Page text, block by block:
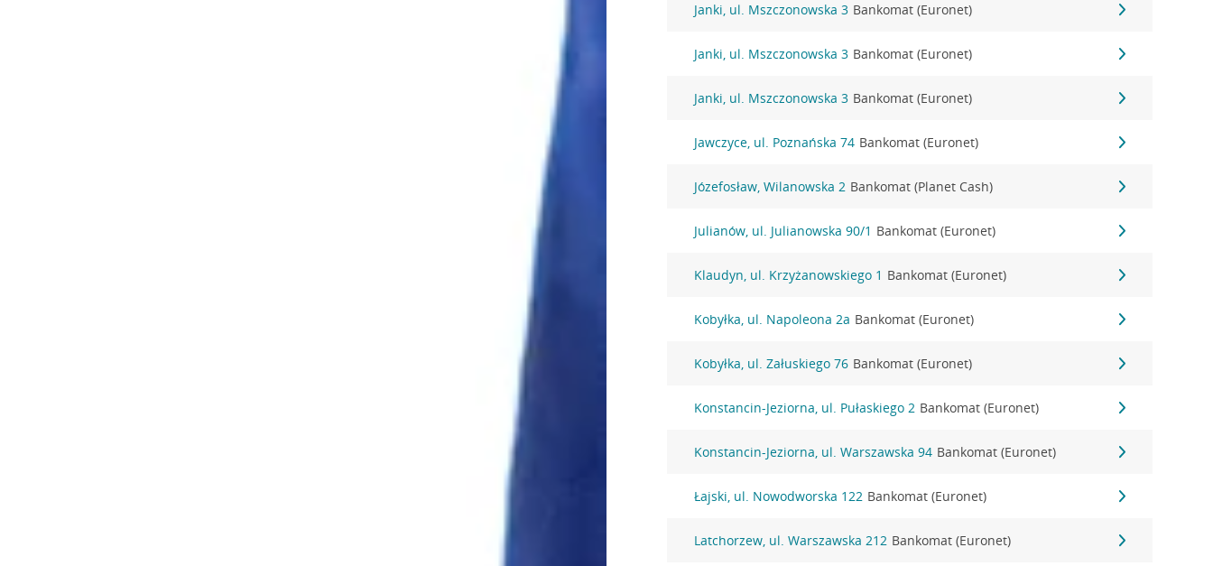
Janki, ul. Mszczonowska 3 Bankomat (Euronet)
Janki, ul. Mszczonowska 3 Bankomat (Euronet)
Janki, ul. Mszczonowska 3 Bankomat (Euronet)
Jawczyce, ul. Poznańska 74 Bankomat (Euronet)
Józefosław, Wilanowska 2 Bankomat (Planet Cash)
Julianów, ul. Julianowska 90/1 Bankomat (Euronet)
Klaudyn, ul. Krzyżanowskiego 1 Bankomat (Euronet)
Kobyłka, ul. Napoleona 2a Bankomat (Euronet)
Kobyłka, ul. Załuskiego 76 Bankomat (Euronet)
Konstancin-Jeziorna, ul. Pułaskiego 2 Bankomat (Euronet)
Konstancin-Jeziorna, ul. Warszawska 94 Bankomat (Euronet)
Łajski, ul. Nowodworska 122 Bankomat (Euronet)
Latchorzew, ul. Warszawska 212 Bankomat (Euronet)